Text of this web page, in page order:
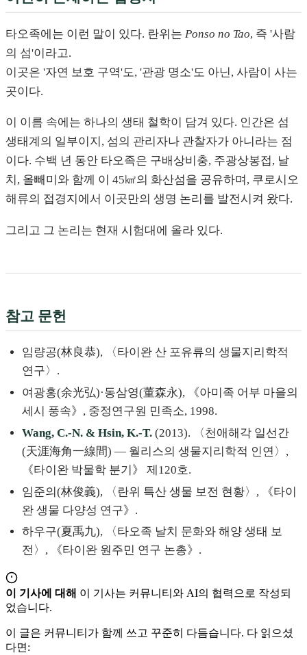
타오족에는 이런 말이 있다. 란위는 Ponso no Tao, 즉 '사람
의 섬'이라고.
이곳은 '자연 보호 구역'도, '관광 명소'도 아닌, 사람이 사는
곳이다.
이 이름 속에는 하나의 생태 철학이 담겨 있다. 인간은 섬
생태계의 일부이지, 섬의 관리자나 관찰자가 아니라는 점
이다. 수백 년 동안 타오족은 구배상비충, 주광상봉접, 날
치, 올빼미와 함께 이 45㎢의 화산섬을 공유하며, 쿠로시오
해류의 접경지에서 이곳만의 생명 논리를 발전시켜 왔다.
그리고 그 논리는 현재 시험대에 올라 있다.
참고 문헌
임량공(林良恭), 〈타이완 산 포유류의 생물지리학적
연구〉.
여광홍(余光弘)·동삼영(董森永), 《아미족 어부 마을의
세시 풍속》, 중정연구원 민족소, 1998.
Wang, C.-N. & Hsin, K.-T. (2013). 〈천애해각 일선간
(天涯海角一線間) — 월리스의 생물지리학적 인연〉,
《타이완 박물학 분기》 제120호.
임준의(林俊義), 〈란위 특산 생물 보전 현황〉, 《타이
완 생물 다양성 연구》.
하우구(夏禹九), 〈타오족 날치 문화와 해양 생태 보
전〉, 《타이완 원주민 연구 논총》.
이 기사에 대해 이 기사는 커뮤니티와 AI의 협력으로 작성되
었습니다.
이 글은 커뮤니티가 함께 쓰고 꾸준히 다듬습니다. 다 읽으셨
다면: